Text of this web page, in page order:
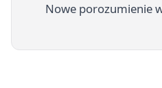
Nowe porozumienie